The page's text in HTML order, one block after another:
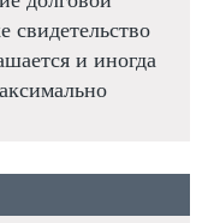
свидетельство
и иногда